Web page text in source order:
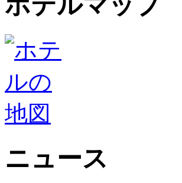
ニュース